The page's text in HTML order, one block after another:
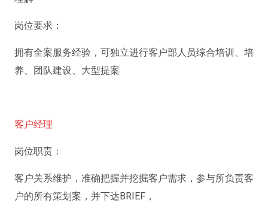
岗位要求：
拥有全案服务经验，可独立进行客户部人员综合培训、培
养、团队建设、大型提案
客户经理
岗位职责：
客户关系维护，准确把握并挖掘客户需求，参与所负责客
户的所有策划案，并下达BRIEF，